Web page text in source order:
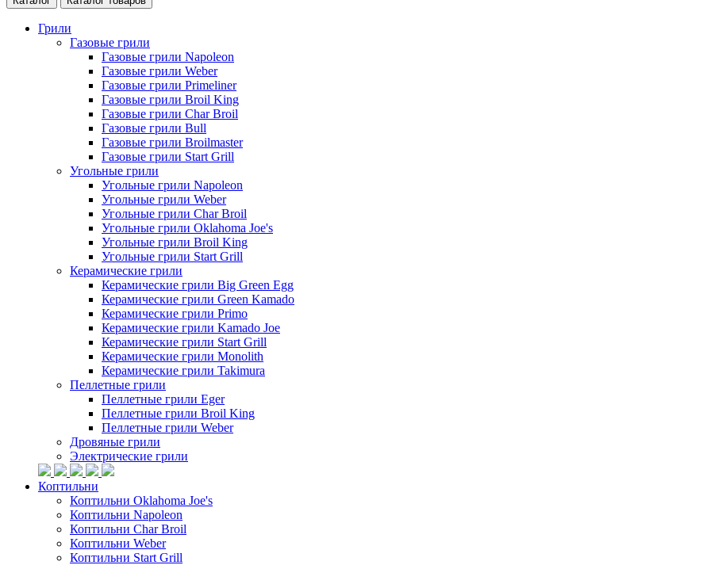
Грили
Газовые грили
Газовые грили Napoleon
Газовые грили Weber
Газовые грили Primeliner
Газовые грили Broil King
Газовые грили Char Broil
Газовые грили Bull
Газовые грили Broilmaster
Газовые грили Start Grill
Угольные грили
Угольные грили Napoleon
Угольные грили Weber
Угольные грили Char Broil
Угольные грили Oklahoma Joe's
Угольные грили Broil King
Угольные грили Start Grill
Керамические грили
Керамические грили Big Green Egg
Керамические грили Green Kamado
Керамические грили Primo
Керамические грили Kamado Joe
Керамические грили Start Grill
Керамические грили Monolith
Керамические грили Takimura
Пеллетные грили
Пеллетные грили Eger
Пеллетные грили Broil King
Пеллетные грили Weber
Дровяные грили
Электрические грили
Коптильни
Коптильни Oklahoma Joe's
Коптильни Napoleon
Коптильни Char Broil
Коптильни Weber
Коптильни Start Grill